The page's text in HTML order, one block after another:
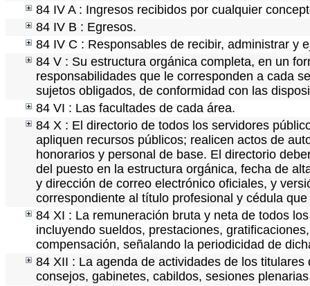
84 IV A : Ingresos recibidos por cualquier
84 IV B : Egresos.
84 IV C : Responsables de recibir, administrar y
84 V : Su estructura orgánica completa, en un
responsabilidades que le corresponden a cada
sujetos obligados, de conformidad con las
84 VI : Las facultades de cada área.
84 X : El directorio de todos los servidores
apliquen recursos públicos; realicen actos de
honorarios y personal de base. El directorio
del puesto en la estructura orgánica, fecha de
y dirección de correo electrónico oficiales, y
correspondiente al título profesional y cédula
84 XI : La remuneración bruta y neta de todos
incluyendo sueldos, prestaciones,
compensación, señalando la periodicidad de
84 XII : La agenda de actividades de los
consejos, gabinetes, cabildos, sesiones